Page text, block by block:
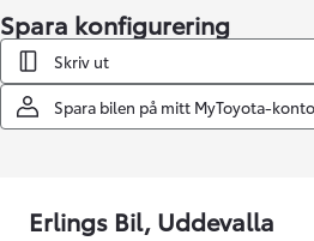
Spara konfigurering
Skriv ut
Spara bilen på mitt MyToyota-konto
Erlings Bil, Uddevalla